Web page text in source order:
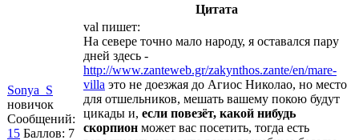
Sonya_S
новичок
Сообщений:
15 Баллов: 7
Цитата
val пишет:
На севере точно мало народу, я оставался пару
дней здесь -
http://www.zanteweb.gr/zakynthos.zante/en/mare-
villa это не доезжая до Агиос Николао, но место
для отшельников, мешать вашему покою будут
цикады и, если повезёт, какой нибудь
скорпион может вас посетить, тогда есть